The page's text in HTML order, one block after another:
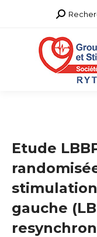
Etude
gauche